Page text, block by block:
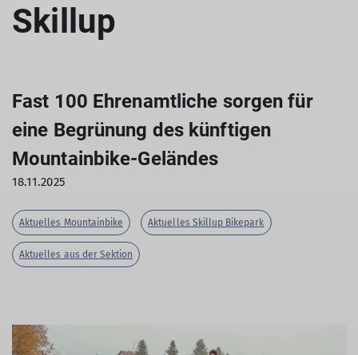
Skillup
Fast 100 Ehrenamtliche sorgen für
eine Begrünung des künftigen
Mountainbike-Geländes
18.11.2025
Aktuelles Mountainbike Aktuelles Skillup Bikepark
Aktuelles aus der Sektion